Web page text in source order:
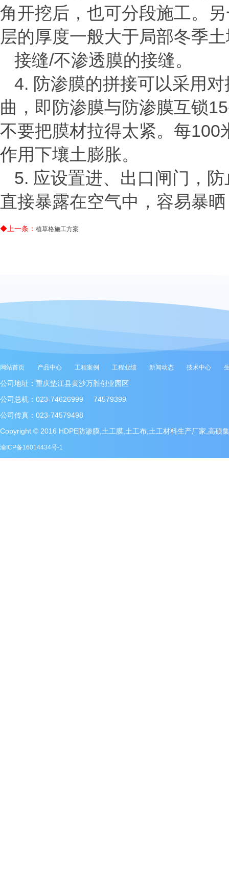
角开挖后，也可分段施工。
层的厚度一般大于局部冬季
接缝/不渗透膜的接缝。
4. 防渗膜的拼接可以采用
曲，即防渗膜与防渗膜互锁
不要把膜材拉得太紧。每100
作用下壤土膨胀。
5. 应设置进、出口闸门，
直接暴露在空气中，容易暴
◆上一条： 植草格施工方案
网站首页 产品中心 工程案例 工程业绩 新闻动态 技术中心
公司地址：重庆垫江县黄沙万胜创业园区
公司总机：023-74626999 74579399
公司传真：023-74579498
Copyright © 2016 HDPE防渗膜,土工膜,土工布,土工材料生产厂家,高硕
渝ICP备16014434号-1